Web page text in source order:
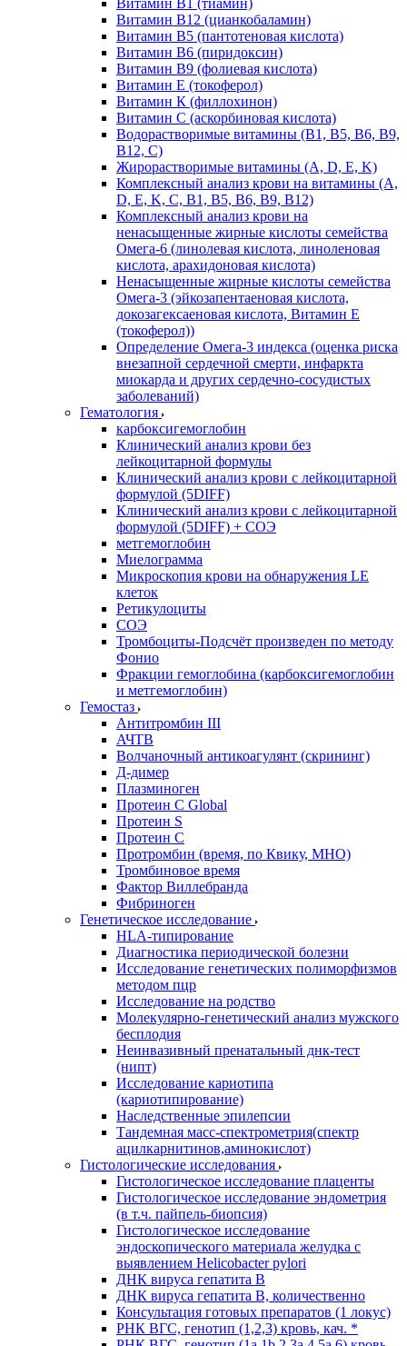
Витамин В1 (тиамин)
Витамин В12 (цианкобаламин)
Витамин В5 (пантотеновая кислота)
Витамин В6 (пиридоксин)
Витамин В9 (фолиевая кислота)
Витамин Е (токоферол)
Витамин К (филлохинон)
Витамин С (аскорбиновая кислота)
Водорастворимые витамины (B1, B5, B6, В9,
В12, С)
Жирорастворимые витамины (A, D, E, K)
Комплексный анализ крови на витамины (A,
D, E, K, C, B1, B5, B6, В9, B12)
Комплексный анализ крови на
ненасыщенные жирные кислоты семейства
Омега-6 (линолевая кислота, линоленовая
кислота, арахидоновая кислота)
Ненасыщенные жирные кислоты семейства
Омега-3 (эйкозапентаеновая кислота,
докозагексаеновая кислота, Витамин E
(токоферол))
Определение Омега-3 индекса (оценка риска
внезапной сердечной смерти, инфаркта
миокарда и других сердечно-сосудистых
заболеваний)
Гематология
карбоксигемоглобин
Клинический анализ крови без
лейкоцитарной формулы
Клинический анализ крови с лейкоцитарной
формулой (5DIFF)
Клинический анализ крови с лейкоцитарной
формулой (5DIFF) + СОЭ
метгемоглобин
Миелограмма
Микроскопия крови на обнаружения LE
клеток
Ретикулоциты
СОЭ
Тромбоциты-Подсчёт произведен по методу
Фонио
Фракции гемоглобина (карбоксигемоглобин
и метгемоглобин)
Гемостаз
Антитромбин III
АЧТВ
Волчаночный антикоагулянт (скрининг)
Д-димер
Плазминоген
Протеин C Global
Протеин S
Протеин С
Протромбин (время, по Квику, МНО)
Тромбиновое время
Фактор Виллебранда
Фибриноген
Генетическое исследование
HLA-типирование
Диагностика периодической болезни
Исследование генетических полиморфизмов
методом пцр
Исследование на родство
Молекулярно-генетический анализ мужского
бесплодия
Неинвазивный пренатальный днк-тест
(нипт)
Исследование кариотипа
(кариотипирование)
Наследственные эпилепсии
Тандемная масс-спектрометрия(спектр
ацилкарнитинов,аминокислот)
Гистологические исследования
Гистологическое исследование плаценты
Гистологическое исследование эндометрия
(в т.ч. пайпель-биопсия)
Гистологическое исследование
эндоскопического материала желудка с
выявлением Helicobacter pylori
ДНК вируса гепатита B
ДНК вируса гепатита B, количественно
Консультация готовых препаратов (1 локус)
РНК ВГC, генотип (1,2,3) кровь, кач. *